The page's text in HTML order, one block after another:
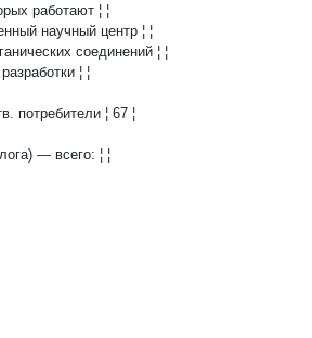
работают ¦ ¦
научный центр ¦ ¦
соединений ¦ ¦
¦ ¦
потребители ¦ 67 ¦
— всего: ¦ ¦